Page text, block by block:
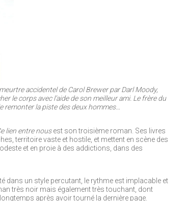
accidentel de Carol Brewer par Darl Moody,
le corps avec l’aide de son meilleur ami. Le frère du
la piste des deux hommes…
lien entre nousest son troisième roman. Ses livres
territoire vaste et hostile, et mettent en scène des
et en proie à des addictions, dans des
dans un style percutant, le rythme est implacable et
très noir mais également très touchant, dont
après avoir tourné la dernière page.